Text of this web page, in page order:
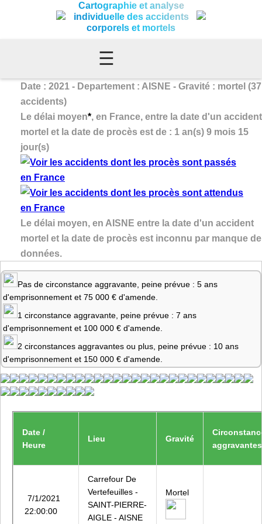
Cartographie et analyse
individuelle des accidents
corporels et mortels
☰
Date : 2021 - Departement : AISNE - Gravité : mortel (37
accidents)
Le délai moyen*, en France, entre la date d'un accident
mortel et la date de procès est de : 1 an(s) 9 mois 15
jour(s)
Le délai moyen, en AISNE entre la date d'un accident
mortel et la date de procès est inconnu par manque de
données.
Pas de circonstance aggravante, peine prévue : 5 ans
d'emprisonnement et 75 000 € d'amende.
1 circonstance aggravante, peine prévue : 7 ans
d'emprisonnement et 100 000 € d'amende.
2 circonstances aggravantes ou plus, peine prévue : 10 ans
d'emprisonnement et 150 000 € d'amende.
Date /
Heure
Lieu Gravité
aggravantes
7/1/2021
22:00:00
Carrefour De
Vertefeuilles -
SAINT-PIERRE-
AIGLE - AISNE
Mortel